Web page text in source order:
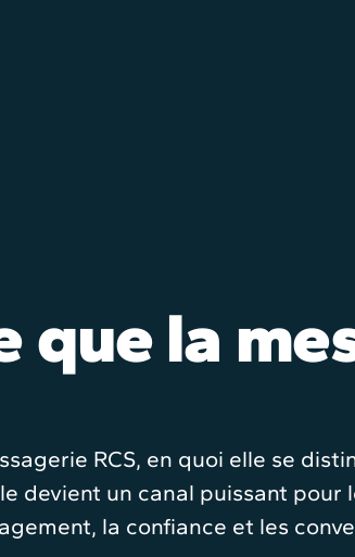
que la
RCS, en quoi elle se
devient un canal puissant pour
la confiance et les